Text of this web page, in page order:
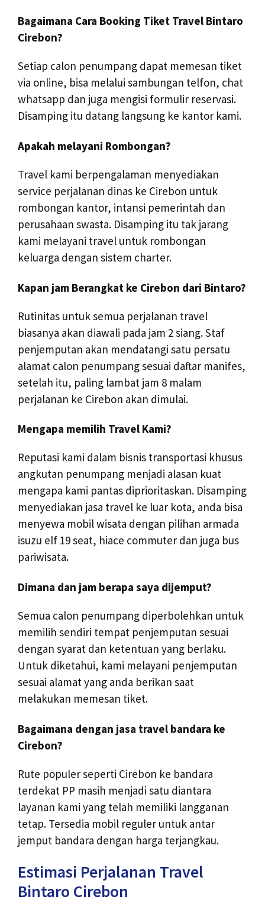
Bagaimana Cara Booking Tiket Travel Bintaro
Cirebon?
Setiap calon penumpang dapat memesan tiket
via online, bisa melalui sambungan telfon, chat
whatsapp dan juga mengisi formulir reservasi.
Disamping itu datang langsung ke kantor kami.
Apakah melayani Rombongan?
Travel kami berpengalaman menyediakan
service perjalanan dinas ke Cirebon untuk
rombongan kantor, intansi pemerintah dan
perusahaan swasta. Disamping itu tak jarang
kami melayani travel untuk rombongan
keluarga dengan sistem charter.
Kapan jam Berangkat ke Cirebon dari Bintaro?
Rutinitas untuk semua perjalanan travel
biasanya akan diawali pada jam 2 siang. Staf
penjemputan akan mendatangi satu persatu
alamat calon penumpang sesuai daftar manifes,
setelah itu, paling lambat jam 8 malam
perjalanan ke Cirebon akan dimulai.
Mengapa memilih Travel Kami?
Reputasi kami dalam bisnis transportasi khusus
angkutan penumpang menjadi alasan kuat
mengapa kami pantas diprioritaskan. Disamping
menyediakan jasa travel ke luar kota, anda bisa
menyewa mobil wisata dengan pilihan armada
isuzu elf 19 seat, hiace commuter dan juga bus
pariwisata.
Dimana dan jam berapa saya dijemput?
Semua calon penumpang diperbolehkan untuk
memilih sendiri tempat penjemputan sesuai
dengan syarat dan ketentuan yang berlaku.
Untuk diketahui, kami melayani penjemputan
sesuai alamat yang anda berikan saat
melakukan memesan tiket.
Bagaimana dengan jasa travel bandara ke
Cirebon?
Rute populer seperti Cirebon ke bandara
terdekat PP masih menjadi satu diantara
layanan kami yang telah memiliki langganan
tetap. Tersedia mobil reguler untuk antar
jemput bandara dengan harga terjangkau.
Estimasi Perjalanan Travel
Bintaro Cirebon